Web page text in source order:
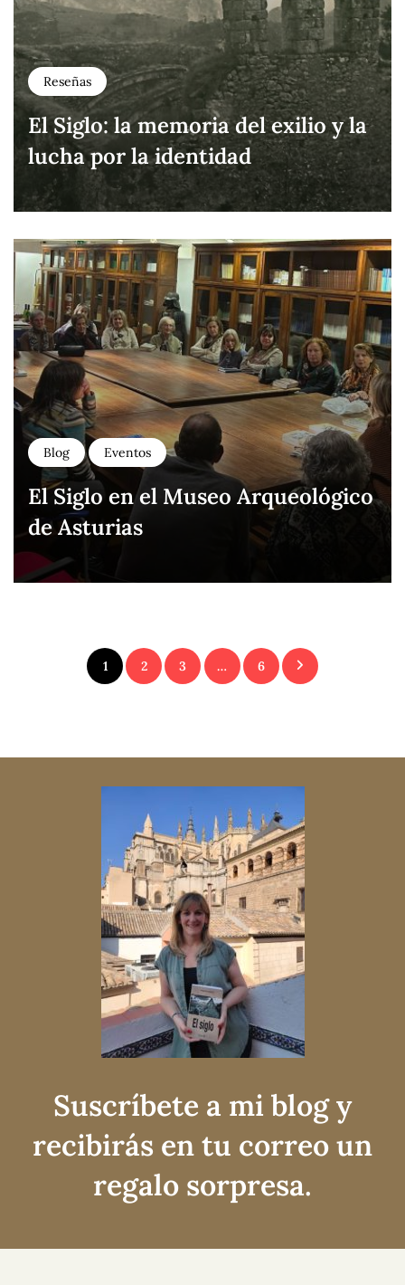
Reseñas
El Siglo: la memoria del exilio y la
lucha por la identidad
Blog Eventos
El Siglo en el Museo Arqueológico
de Asturias
Paginación
de
1 2 3 … 6
Suscríbete a mi blog y
recibirás en tu correo un
regalo sorpresa.